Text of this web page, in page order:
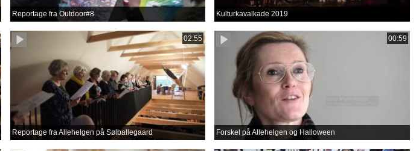
Reportage fra Outdoor#8 Kulturkavalkade 2019
02:55
Reportage fra Allehelgen på Sølballegaard
00:59
Forskel på Allehelgen og Halloween